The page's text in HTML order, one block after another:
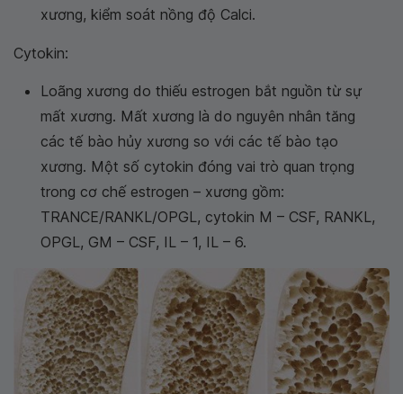
xương, kiểm soát nồng độ Calci.
Cytokin:
Loãng xương do thiếu estrogen bắt nguồn từ sự
mất xương. Mất xương là do nguyên nhân tăng
các tế bào hủy xương so với các tế bào tạo
xương. Một số cytokin đóng vai trò quan trọng
trong cơ chế estrogen – xương gồm:
TRANCE/RANKL/OPGL, cytokin M – CSF, RANKL,
OPGL, GM – CSF, IL – 1, IL – 6.